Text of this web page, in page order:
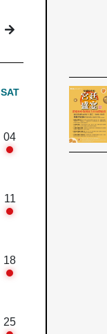
下個月
SAT
04
11
18
25